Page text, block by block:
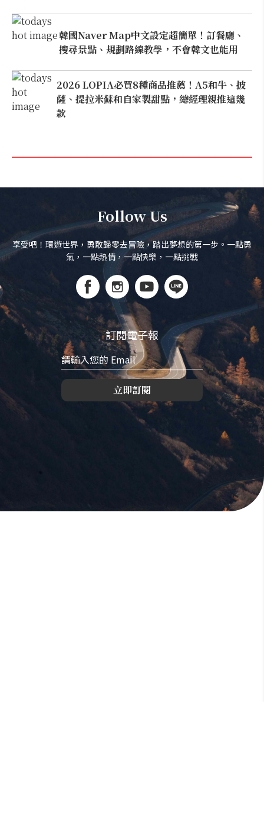
韓國Naver Map中文設定超簡單！訂餐廳、
搜尋景點、規劃路線教學，不會韓文也能用
2026 LOPIA必買8種商品推薦！A5和牛、披
薩、提拉米蘇和自家製甜點，總經理親推這幾
款
Follow Us
享受吧！環遊世界，勇敢歸零去冒險，踏出夢想的第一步。一點勇
氣，一點熱情，一點快樂，一點挑戰
訂閱電子報
立即訂閱